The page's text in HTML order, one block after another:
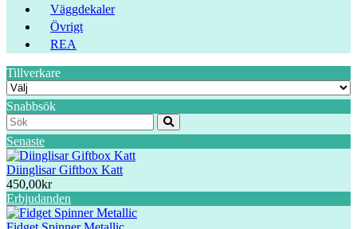
Väggdekaler
Övrigt
REA
Tillverkare
Snabbsök
Senaste
Diinglisar Giftbox Katt
450,00kr
Erbjudanden